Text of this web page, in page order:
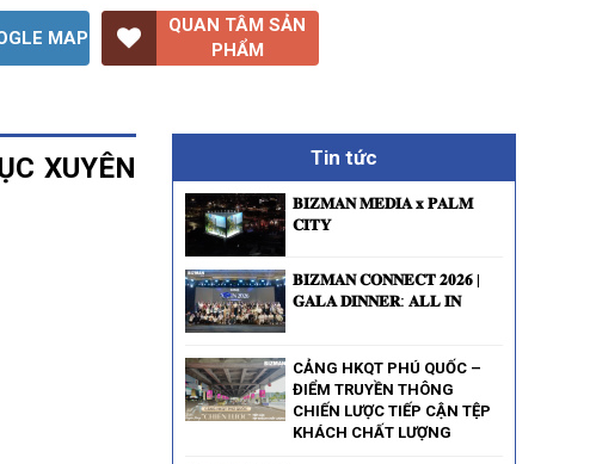
MAP
QUAN TÂM SẢN
PHẨM
XUYÊN
Tin tức
𝐁𝐈𝐙𝐌𝐀𝐍 𝐌𝐄𝐃𝐈𝐀 𝐱 𝐏𝐀𝐋𝐌
𝐂𝐈𝐓𝐘
𝐁𝐈𝐙𝐌𝐀𝐍 𝐂𝐎𝐍𝐍𝐄𝐂𝐓 𝟐𝟎𝟐𝟔 |
𝐆𝐀𝐋𝐀 𝐃𝐈𝐍𝐍𝐄𝐑: 𝐀𝐋𝐋 𝐈𝐍
CẢNG HKQT PHÚ QUỐC –
ĐIỂM TRUYỀN THÔNG
CHIẾN LƯỢC TIẾP CẬN TỆP
KHÁCH CHẤT LƯỢNG